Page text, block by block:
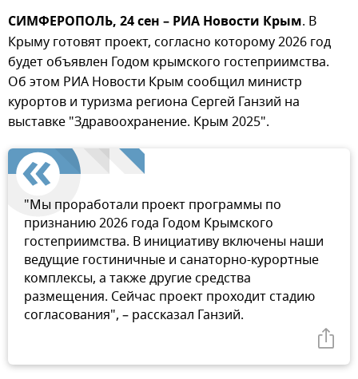
СИМФЕРОПОЛЬ, 24 сен – РИА Новости Крым. В
Крыму готовят проект, согласно которому 2026 год
будет объявлен Годом крымского гостеприимства.
Об этом РИА Новости Крым сообщил министр
курортов и туризма региона Сергей Ганзий на
выставке "Здравоохранение. Крым 2025".
"Мы проработали проект программы по
признанию 2026 года Годом Крымского
гостеприимства. В инициативу включены наши
ведущие гостиничные и санаторно-курортные
комплексы, а также другие средства
размещения. Сейчас проект проходит стадию
согласования", – рассказал Ганзий.